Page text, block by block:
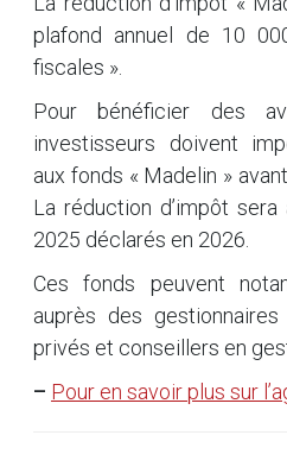
plafond annuel de 10
fiscales ».
Pour bénéficier des
investisseurs doivent
aux fonds « Madelin »
La réduction d’impôt
2025 déclarés en 2026.
Ces fonds peuvent
auprès des
privés et conseillers en
– Pour en savoir plus sur